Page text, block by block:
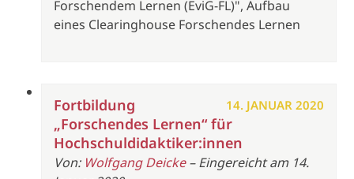
Forschendem Lernen (EviG-FL)", Aufbau
eines Clearinghouse Forschendes Lernen
14. JANUAR 2020
Fortbildung
„Forschendes Lernen“ für
Hochschuldidaktiker:innen
Von: Wolfgang Deicke– Eingereicht am 14.